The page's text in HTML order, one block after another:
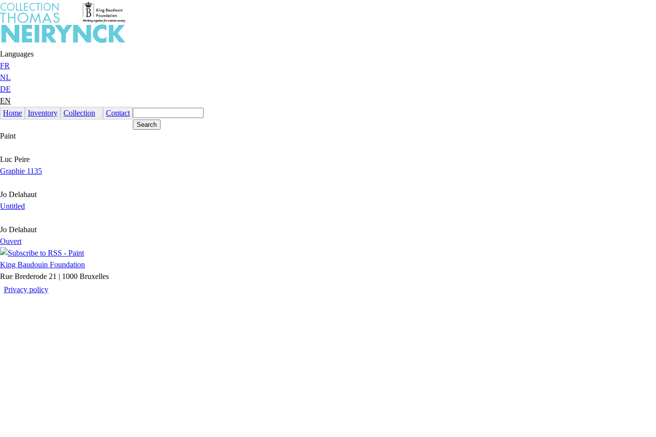
Jump to Content
Languages
FR
NL
DE
EN
Home
Inventory Collection Contact
Paint
Luc Peire
Graphie 1135
Jo Delahaut
Untitled
Jo Delahaut
Ouvert
King Baudouin Foundation
Rue Brederode 21 | 1000 Bruxelles
Privacy policy